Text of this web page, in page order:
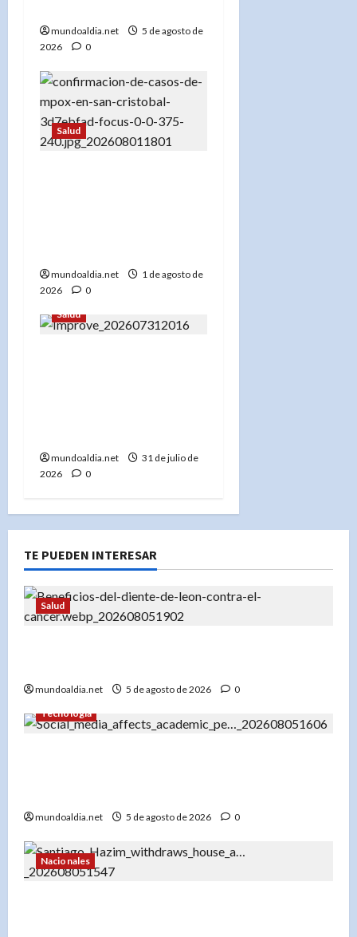
mundoaldia.net
5 de agosto de
2026
0
Salud
mundoaldia.net
1 de agosto de
2026
0
Salud
mundoaldia.net
31 de julio de
2026
0
TE PUEDEN INTERESAR
Salud
mundoaldia.net 5 de agosto de 2026
0
Tecnología
mundoaldia.net 5 de agosto de 2026 0
Nacionales